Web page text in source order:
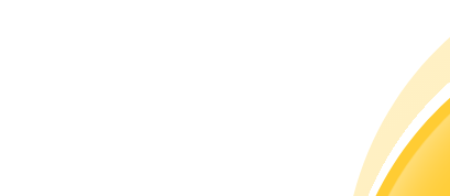
Desfrute da partilha de lucros e comissões de copy